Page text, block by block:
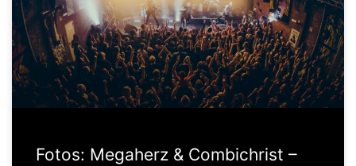
Fotos: Megaherz & Combichrist –